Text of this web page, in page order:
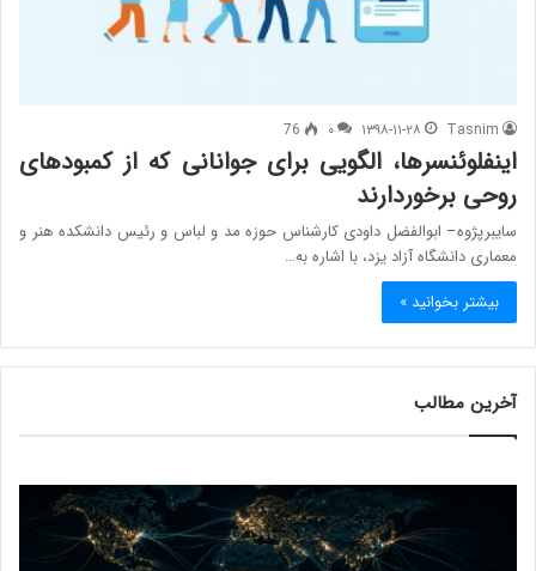
Tasnim ۱۳۹۸-۱۱-۲۸ ۰ 76
اینفلوئنسرها، الگویی برای جوانانی که از کمبودهای
روحی برخوردارند
سایبرپژوه– ابوالفضل داودی کارشناس حوزه مد و لباس و رئیس دانشکده هنر و
معماری دانشگاه آزاد یزد، با اشاره به…
بیشتر بخوانید »
آخرین مطالب